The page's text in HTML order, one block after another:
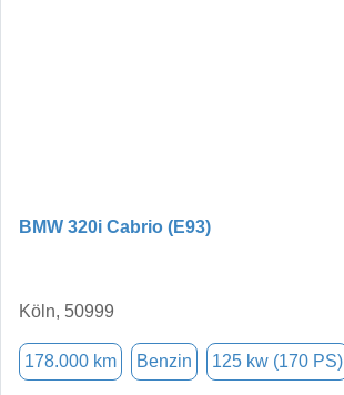
BMW 320i Cabrio (E93)
Köln, 50999
178.000 km Benzin 125 kw (170 PS)